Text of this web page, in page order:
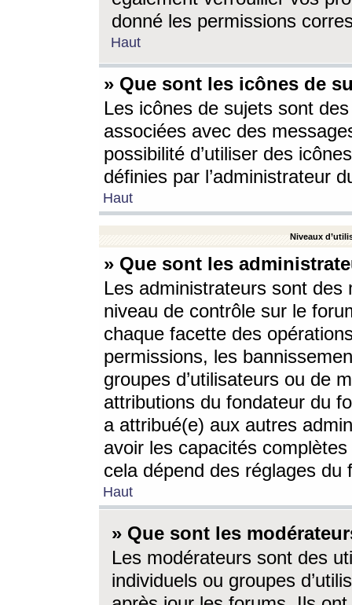
donné les permissions
Haut
» Que sont les icônes de
Les icônes de sujets sont
associées avec des
possibilité d’utiliser des
définies par l’administrateur
Haut
Niveaux
» Que sont les
Les administrateurs sont
niveau de contrôle sur le
chaque facette des
permissions, les
groupes d’utilisateurs ou de
attributions du fondateur du
a attribué(e) aux autres
avoir les capacités
cela dépend des réglages du
Haut
» Que sont les
Les modérateurs sont des
individuels ou groupes